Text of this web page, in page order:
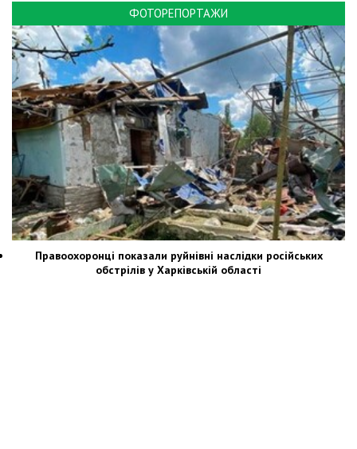
ФОТОРЕПОРТАЖИ
Правоохоронці показали руйнівні наслідки російських
обстрілів у Харківській області